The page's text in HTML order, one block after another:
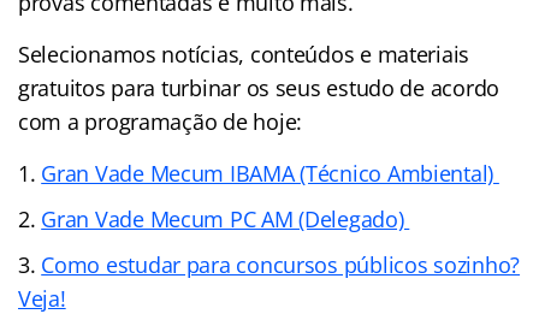
Selecionamos notícias, conteúdos e materiais
gratuitos para turbinar os seus estudo de acordo
com a programação de hoje:
Gran Vade Mecum IBAMA (Técnico Ambiental)
Gran Vade Mecum PC AM (Delegado)
Como estudar para concursos públicos sozinho?
Veja!